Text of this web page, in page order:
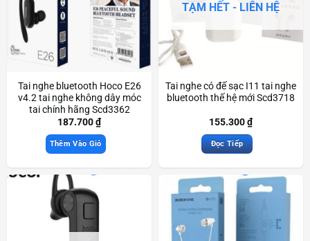
Tai nghe bluetooth Hoco E26
v4.2 tai nghe không dây móc
tai chính hãng Scd3362
187.700₫
Thêm Vào Giỏ
TẠM HẾT - LIÊN HỆ
Tai nghe có đế sạc I11 tai nghe
bluetooth thế hệ mới Scd3718
155.300₫
Đọc Tiếp